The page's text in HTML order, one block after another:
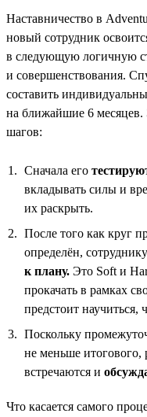
Наставничество в
новый сотрудник
в следующую логичную
и совершенствования.
составить
на ближайшие 6 месяцев.
шагов:
Сначала его
вкладывать силы и
их раскрыть.
После того как круг
определён,
к плану. Это Soft и
прокачать в рамках
предстоит научиться,
Поскольку
не меньше итогового,
встречаются и
Что касается самого